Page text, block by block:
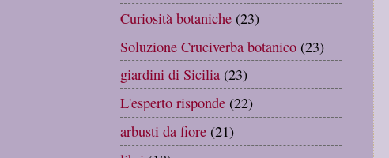
Curiosità botaniche (23)
Soluzione Cruciverba botanico (23)
giardini di Sicilia (23)
L'esperto risponde (22)
arbusti da fiore (21)